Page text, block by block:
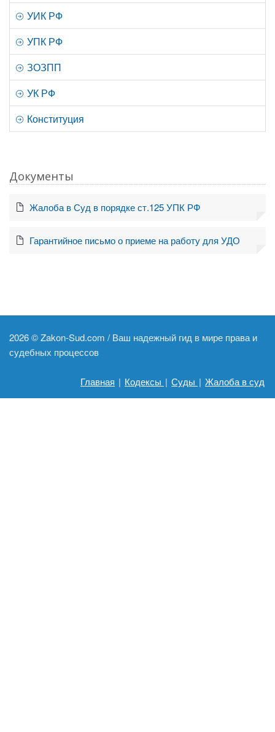
УИК РФ
УПК РФ
ЗОЗПП
УК РФ
Конституция
Документы
Жалоба в Суд в порядке ст.125 УПК РФ
Гарантийное письмо о приеме на работу для УДО
2026 ©Zakon-Sud.com / Ваш надежный гид в мире права и
судебных процессов
Главная | Кодексы | Суды | Жалоба в суд